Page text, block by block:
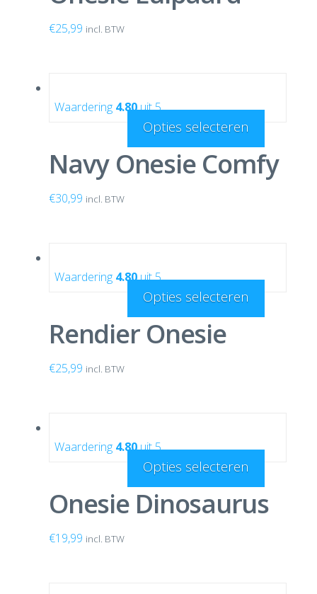
€25,99 incl. BTW
Waardering 4.80uit 5
Navy Onesie Comfy
€30,99 incl. BTW
Opties selecteren
Waardering 4.80uit 5
Rendier Onesie
€25,99 incl. BTW
Opties selecteren
Waardering 4.80uit 5
Onesie Dinosaurus
€19,99 incl. BTW
Opties selecteren